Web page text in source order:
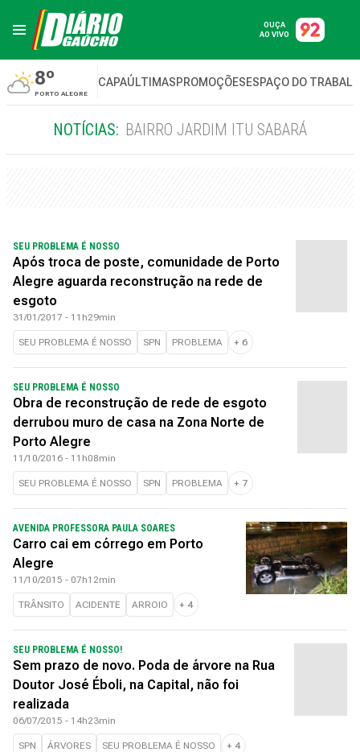
OUÇA
AO VIVO
8º
PORTO ALEGRE
CAPAÚLTIMASPROMOÇÕESESPAÇO DO
NOTÍCIAS: BAIRRO JARDIM ITU SABARÁ
SEU PROBLEMA É NOSSO
Após troca de poste, comunidade de Porto
Alegre aguarda reconstrução na rede de
esgoto
31/01/2017 - 11h29min
SEU PROBLEMA É NOSSO SPN PROBLEMA + 6
SEU PROBLEMA É NOSSO
Obra de reconstrução de rede de esgoto
derrubou muro de casa na Zona Norte de
Porto Alegre
11/10/2016 - 11h08min
SEU PROBLEMA É NOSSO SPN PROBLEMA + 7
AVENIDA PROFESSORA PAULA SOARES
Carro cai em córrego em Porto
Alegre
11/10/2015 - 07h12min
TRÂNSITO ACIDENTE ARROIO + 4
SEU PROBLEMA É NOSSO!
Sem prazo de novo. Poda de árvore na Rua
Doutor José Éboli, na Capital, não foi
realizada
06/07/2015 - 14h23min
SPN ÁRVORES SEU PROBLEMA É NOSSO + 4